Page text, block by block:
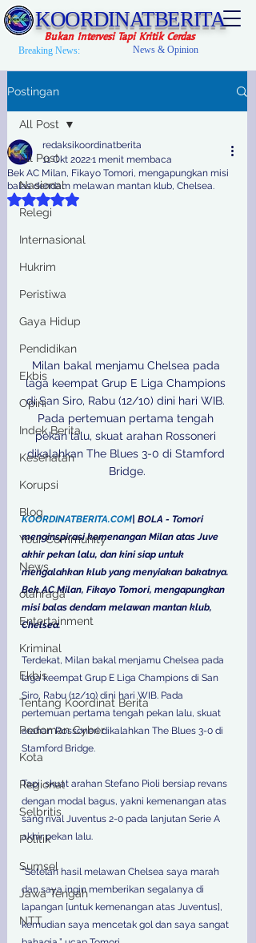
KOORDINATBERITA
Bukan Intervesi Tapi Kritik Cerdas
Breaking News: News & Opinion
Postingan
All Post
Nasional
Relegi
Internasional
Hukrim
Peristiwa
Gaya Hidup
Pendidikan
Ekbis
Opini
Indek Berita
Kesehatan
Korupsi
Blog
Your Community
News
olahraga
Entertainment
Kriminal
Ekbis
Tentang Koordinat Berita
Pedoman Cyber
Kota
Regional
Selbritis
Politik
Sumsel
Jawa Tengah
NTT
All Post
Bek AC Milan, Fikayo Tomori, mengapungkan misi
balas dendam melawan mantan klub, Chelsea.
redaksikoordinatberita
11 Okt 20221 menit membaca
Dinilai NaN dari 5 bintang.
Milan bakal menjamu Chelsea pada
laga keempat Grup E Liga Champions
di San Siro, Rabu (12/10) dini hari WIB.
Pada pertemuan pertama tengah
pekan lalu, skuat arahan Rossoneri
dikalahkan The Blues 3-0 di Stamford
Bridge.
KOORDINATBERITA.COM | BOLA - Tomori
menginspirasi kemenangan Milan atas Juve
akhir pekan lalu, dan kini siap untuk
mengalahkan klub yang menyiakan bakatnya.
Bek AC Milan, Fikayo Tomori, mengapungkan
misi balas dendam melawan mantan klub,
Chelsea.
Terdekat, Milan bakal menjamu Chelsea pada
laga keempat Grup E Liga Champions di San
Siro, Rabu (12/10) dini hari WIB. Pada
pertemuan pertama tengah pekan lalu, skuat
arahan Rossoneri dikalahkan The Blues 3-0 di
Stamford Bridge.
Tapi, skuat arahan Stefano Pioli bersiap revans
dengan modal bagus, yakni kemenangan atas
sang rival Juventus 2-0 pada lanjutan Serie A
akhir pekan lalu.
"Setelah hasil melawan Chelsea saya marah
dan saya ingin memberikan segalanya di
lapangan [untuk kemenangan atas Juventus],
kemudian saya mencetak gol dan saya sangat